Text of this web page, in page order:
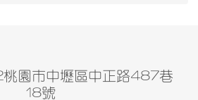
園市中壢區中正路487巷
18號